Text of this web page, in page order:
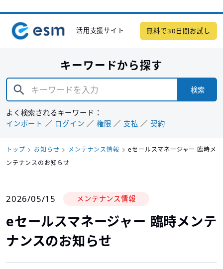
活用支援サイト 無料で30日間お試し
キーワードから探す
検索
よく検索されるキーワード：
インポート
ログイン 権限 支払 契約
トップ お知らせ メンテナンス情報
eセールスマネージャー 臨時メ
ンテナンスのお知らせ
2026/05/15 メンテナンス情報
eセールスマネージャー 臨時メンテ
ナンスのお知らせ